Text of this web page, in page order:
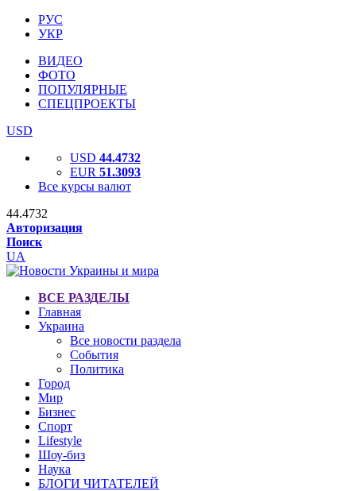
РУС
УКР
ВИДЕО
ФОТО
ПОПУЛЯРНЫЕ
СПЕЦПРОЕКТЫ
USD
USD 44.4732
EUR 51.3093
Все курсы валют
44.4732
Авторизация
Поиск
UA
ВСЕ РАЗДЕЛЫ
Главная
Украина
Все новости раздела
События
Политика
Город
Мир
Бизнес
Спорт
Lifestyle
Шоу-биз
Наука
БЛОГИ ЧИТАТЕЛЕЙ